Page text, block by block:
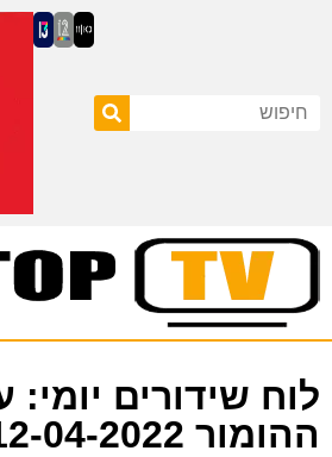
לוח שידורים יומי:
ההומור 12-04-2022